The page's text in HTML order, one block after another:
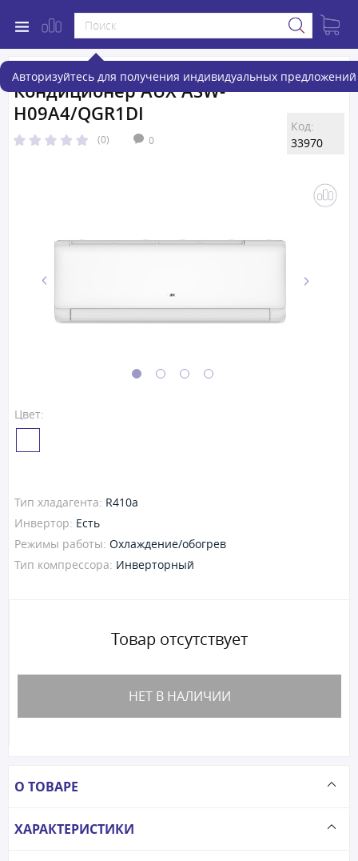
Авторизуйтесь для получения индивидуальных предложений
Кондиционер AUX ASW-
H09A4/QGR1DI
(0) 0
Код:
33970
Цвет:
Тип хладагента: R410a
Инвертор: Есть
Режимы работы: Охлаждение/обогрев
Тип компрессора: Инверторный
Товар отсутствует
НЕТ В НАЛИЧИИ
О ТОВАРЕ
ХАРАКТЕРИСТИКИ